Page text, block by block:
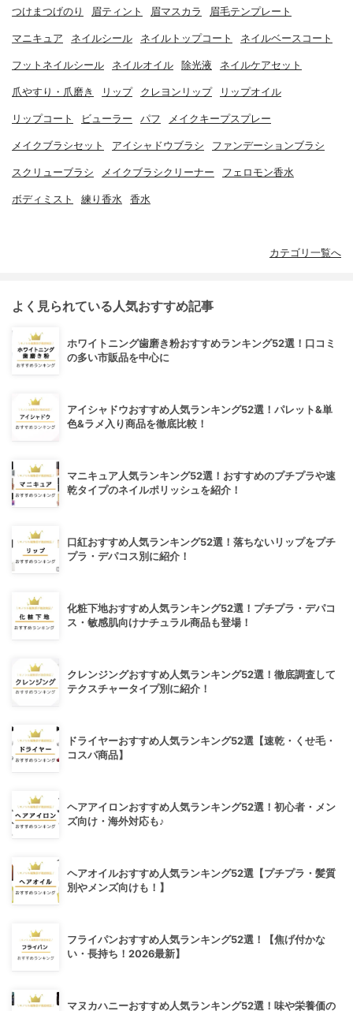
つけまつげのり 眉ティント 眉マスカラ 眉毛テンプレート
マニキュア ネイルシール ネイルトップコート ネイルベースコート
フットネイルシール ネイルオイル 除光液 ネイルケアセット
爪やすり・爪磨き リップ クレヨンリップ リップオイル
リップコート ビューラー パフ メイクキープスプレー
メイクブラシセット アイシャドウブラシ ファンデーションブラシ
スクリューブラシ メイクブラシクリーナー フェロモン香水
ボディミスト 練り香水 香水
カテゴリ一覧へ
よく見られている人気おすすめ記事
ホワイトニング歯磨き粉おすすめランキング52選！口コミ
の多い市販品を中心に
アイシャドウおすすめ人気ランキング52選！パレット&単
色&ラメ入り商品を徹底比較！
マニキュア人気ランキング52選！おすすめのプチプラや速
乾タイプのネイルポリッシュを紹介！
口紅おすすめ人気ランキング52選！落ちないリップをプチ
プラ・デパコス別に紹介！
化粧下地おすすめ人気ランキング52選！プチプラ・デパコ
ス・敏感肌向けナチュラル商品も登場！
クレンジングおすすめ人気ランキング52選！徹底調査して
テクスチャータイプ別に紹介！
ドライヤーおすすめ人気ランキング52選【速乾・くせ毛・
コスパ商品】
ヘアアイロンおすすめ人気ランキング52選！初心者・メン
ズ向け・海外対応も♪
ヘアオイルおすすめ人気ランキング52選【プチプラ・髪質
別やメンズ向けも！】
フライパンおすすめ人気ランキング52選！【焦げ付かな
い・長持ち！2026最新】
マヌカハニーおすすめ人気ランキング52選！味や栄養価の